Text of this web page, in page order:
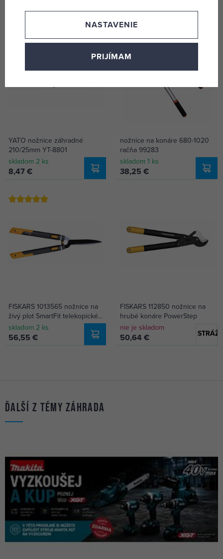
YATO nožnice záhradné
210/25mm YT-8801
skladom 2 ks
8,47 €
nožnice na konáre 680-1020
račňa 99283
skladom 1 ks
38,25 €
FISKARS 1013565 nožnice na
živý plot SmartFit telekopické
(114800)
skladom 2 ks
56,55 €
FISKARS 112850 nožnice na
hrubé konáre PowerStep
nie je skladom
50,64 €
Ďalší z témy Záhrada
NASTAVENIE
PRIJÍMAM